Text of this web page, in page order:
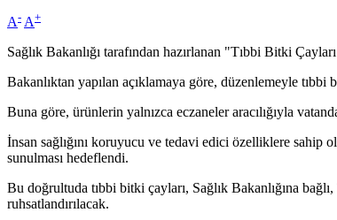
A- A+
Sağlık Bakanlığı tarafından hazırlanan "Tıbbi Bitki
Bakanlıktan yapılan açıklamaya göre, düzenlemeyle tıbbi
Buna göre, ürünlerin yalnızca eczaneler aracılığıyla
İnsan sağlığını koruyucu ve tedavi edici özelliklere sahip
sunulması hedeflendi.
Bu doğrultuda tıbbi bitki çayları, Sağlık Bakanlığına
ruhsatlandırılacak.